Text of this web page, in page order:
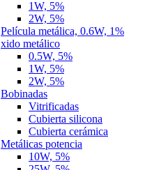
1W, 5%
2W, 5%
Película metálica, 0.6W, 1%
xido metálico
0.5W, 5%
1W, 5%
2W, 5%
Bobinadas
Vitrificadas
Cubierta silicona
Cubierta cerámica
Metálicas potencia
10W, 5%